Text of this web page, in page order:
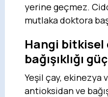
yerine geçmez.
mutlaka doktora
Hangi bitkisel
bağışıklığı
Yeşil çay, ekinezya
antioksidan ve